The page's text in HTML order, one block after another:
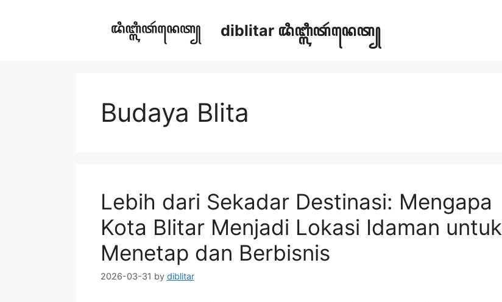
diblitar ꦢꦶꦧ꧀ꦭꦶꦠꦂꦤꦺꦠ꧀
Budaya Blita
Lebih dari Sekadar Destinasi: Mengapa
Kota Blitar Menjadi Lokasi Idaman untuk
Menetap dan Berbisnis
2026-03-31 by diblitar